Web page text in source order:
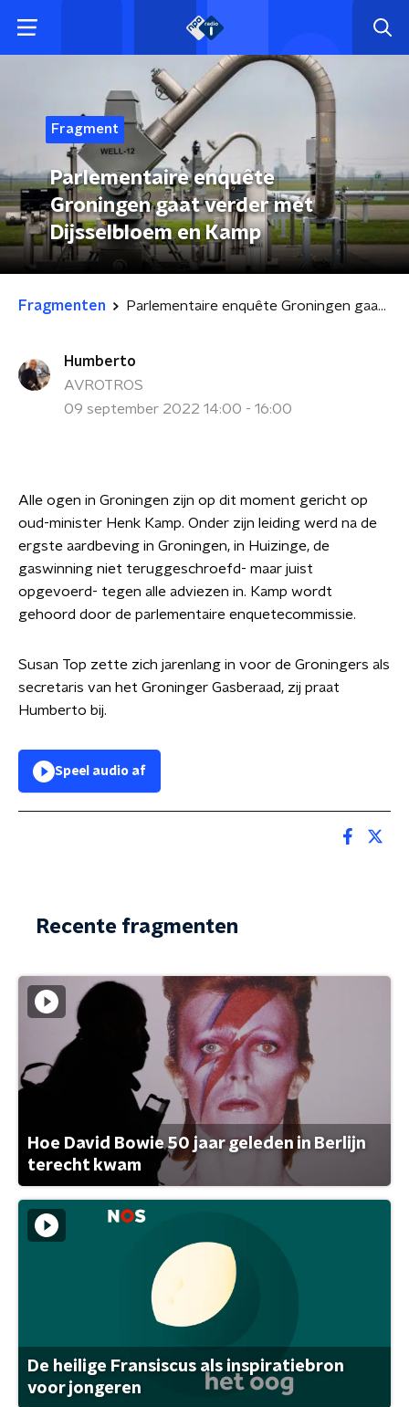
Fragment
Parlementaire enquête
Groningen gaat verder met
Dijsselbloem en Kamp
Fragmenten Parlementaire enquête Groningen gaat verder met Dijsselbloem en Kamp
Humberto
AVROTROS
09 september 2022 14:00 - 16:00
Alle ogen in Groningen zijn op dit moment gericht op
oud-minister Henk Kamp. Onder zijn leiding werd na de
ergste aardbeving in Groningen, in Huizinge, de
gaswinning niet teruggeschroefd- maar juist
opgevoerd- tegen alle adviezen in. Kamp wordt
gehoord door de parlementaire enquetecommissie.
Susan Top zette zich jarenlang in voor de Groningers als
secretaris van het Groninger Gasberaad, zij praat
Humberto bij.
Speel audio af
Recente fragmenten
Hoe David Bowie 50 jaar geleden in Berlijn
terecht kwam
De heilige Fransiscus als inspiratiebron
voor jongeren